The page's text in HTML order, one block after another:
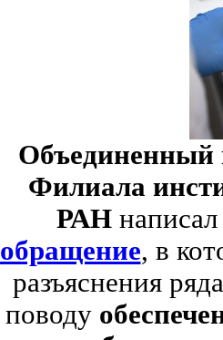
Объединенный
Филиала
РАНнаписал
обращение, в
разъяснения
поводу